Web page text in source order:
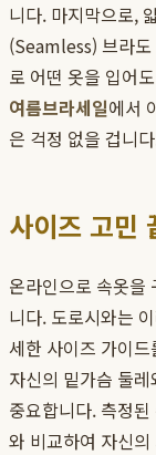
니다. 마지막으로,
(Seamless) 브라
로 어떤 옷을 입어
여름브라세일에서
은 걱정 없을 겁니
사이즈 고민
온라인으로 속옷을
니다. 도로시와는
세한 사이즈 가이
자신의 밑가슴 둘
중요합니다. 측정
와 비교하여 자신